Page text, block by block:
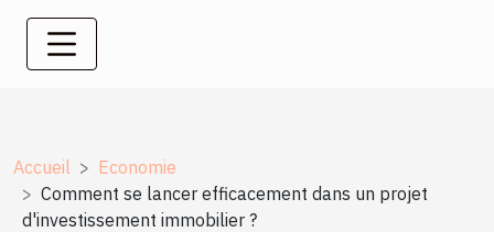
Accueil
Economie
Comment se lancer efficacement dans un projet
d'investissement immobilier ?